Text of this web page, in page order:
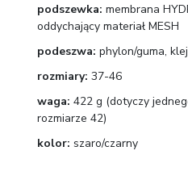
podszewka: membrana
oddychający materiał MESH
podeszwa: phylon/guma,
rozmiary: 37-46
waga: 422 g (dotyczy
rozmiarze 42)
kolor: szaro/czarny